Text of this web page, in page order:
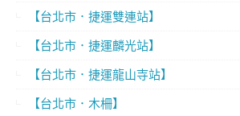
【台北市．捷運雙連站】
【台北市．捷運麟光站】
【台北市．捷運龍山寺站】
【台北市．木柵】